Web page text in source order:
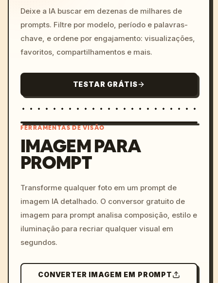
Deixe a IA buscar em dezenas de milhares de
prompts. Filtre por modelo, período e palavras-
chave, e ordene por engajamento: visualizações,
favoritos, compartilhamentos e mais.
TESTAR GRÁTIS
colors, 8k --v 6.0
FERRAMENTAS DE VISÃO
IMAGEM PARA
PROMPT
Transforme qualquer foto em um prompt de
imagem IA detalhado. O conversor gratuito de
imagem para prompt analisa composição, estilo e
iluminação para recriar qualquer visual em
segundos.
CONVERTER IMAGEM EM PROMPT